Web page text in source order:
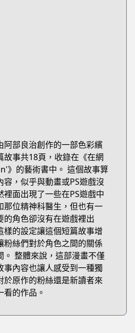
阿部良治創作的一部色彩繽
故事共18頁，收錄在《在網
》的藝術書中。 這個故事算
容，似乎與動畫或PS遊戲沒
裡面出現了一些在PS遊戲中
那位精神科醫生，但也有一
的角色卻沒有在遊戲裡出
樣的設定讓這個短篇故事增
粉絲們對於角色之間的關係
。 整體來說，這部漫畫不僅
事內容也讓人感受到一種獨
於原作的粉絲還是新讀者來
的作品。